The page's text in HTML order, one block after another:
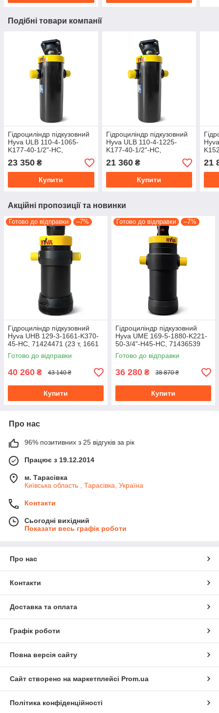
Подібні товари компанії
Гідроциліндр підкузовний
Hyva ULB 110-4-1065-
K177-40-1/2"-HC,
хід)
23 350 ₴
Купити
Гідроциліндр підкузовний
Hyva ULB 110-4-1225-
K177-40-1/2"-HC,
хід)
21 360₴
Купити
хід)
21
Акційні пропозиції та новинки
Готово до відправки –7%
Гідроциліндр підкузовний
Hyva UHB 129-3-1661-K370-
45-HC, 71424471 (23 т, 1661
хід)
Готово до відправки
40 260 ₴ 43 140 ₴
Купити
Готово до відправки –7%
Гідроциліндр підкузовний
Hyva UME 169-5-1880-K221-
50-3/4"-H45-HC, 71436539
(18-28 т, 1880 хід)
Готово до відправки
36 280 ₴ 38 870 ₴
Купити
Про нас
96% позитивних з 25 відгуків за рік
Працює з 19.12.2014
м. Тарасівка
Київська область , Тарасівка, Україна
Контакти
Сьогодні вихідний
Показати весь графік роботи
Про нас
Контакти
Доставка та оплата
Графік роботи
Повна версія сайту
Сайт створено на маркетплейсі Prom.ua
Політика конфіденційності